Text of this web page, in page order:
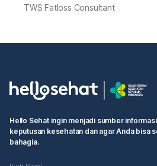
TWS Fatloss Consultant
Hello Sehat ingin menjadi sumber
keputusan kesehatan dan agar Anda bisa
bahagia.